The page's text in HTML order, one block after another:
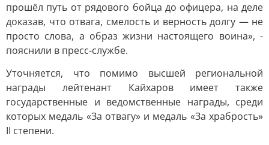
прошёл путь от рядового бойца до офицера, на деле
доказав, что отвага, смелость и верность долгу — не
просто слова, а образ жизни настоящего воина», -
пояснили в пресс-службе.
Уточняется, что помимо высшей региональной
награды лейтенант Кайхаров имеет также
государственные и ведомственные награды, среди
которых медаль «За отвагу» и медаль «За храбрость»
II степени.